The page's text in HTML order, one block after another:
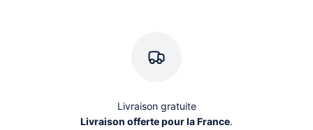
Livraison gratuite
Livraison offerte pour la France.